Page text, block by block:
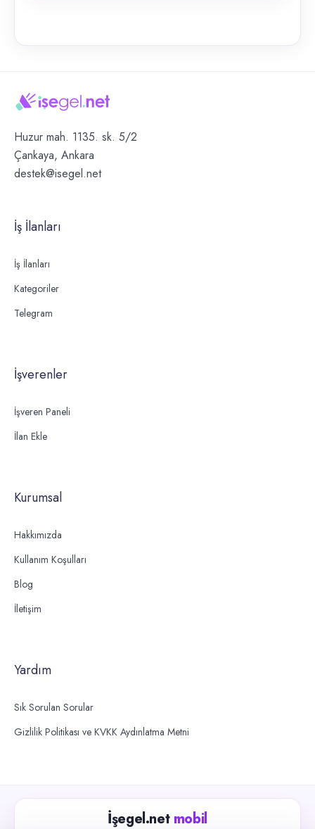
Huzur mah. 1135. sk. 5/2
Çankaya, Ankara
destek@isegel.net
İş İlanları
İş İlanları
Kategoriler
Telegram
İşverenler
İşveren Paneli
İlan Ekle
Kurumsal
Hakkımızda
Kullanım Koşulları
Blog
İletişim
Yardım
Sık Sorulan Sorular
Gizlilik Politikası ve KVKK Aydınlatma Metni
İşegel.net mobil